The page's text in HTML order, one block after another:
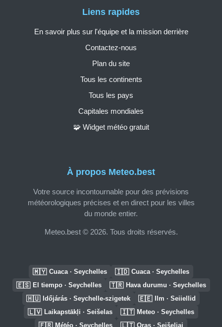
À propos Meteo.best
Votre source incontournable pour des prévisions
météorologiques précises et en direct pour les villes
du monde entier.
Meteo.best © 2026. Tous droits réservés.
Liens rapides
En savoir plus sur l'équipe et la mission derrière
Contactez-nous
Plan du site
Tous les continents
Tous les pays
Capitales mondiales
🧩 Widget météo gratuit
🇲🇾 Cuaca · Seychelles 🇮🇩 Cuaca · Seychelles
🇪🇸 El tiempo · Seychelles 🇹🇷 Hava durumu · Seychelles
🇭🇺 Időjárás · Seychelle-szigetek 🇪🇪 Ilm · Seiiellid
🇱🇻 Laikapstākļi · Seišelas 🇮🇹 Meteo · Seychelles
🇫🇷 Météo · Seychelles 🇱🇹 Oras · Seišeliai